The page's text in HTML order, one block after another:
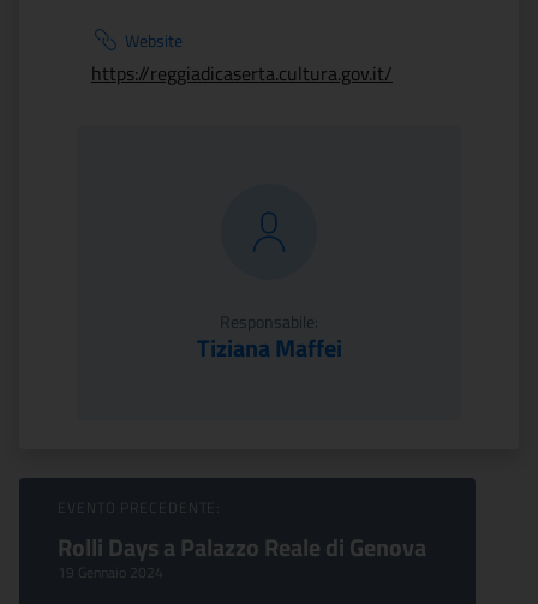
Website
https://reggiadicaserta.cultura.gov.it/
Responsabile:
Tiziana Maffei
Sfoglia Eventi
EVENTO PRECEDENTE:
Rolli Days a Palazzo Reale di Genova
19 Gennaio 2024